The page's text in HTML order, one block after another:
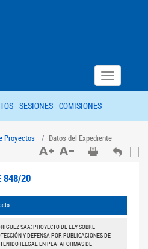
Toggle
navigation
-SESIONES -COMISIONES
Proyectos Datos del Expediente
848/20
SAA: PROYECTO DE LEY SOBRE
Y DEFENSA POR PUBLICACIONES DE
ILEGAL EN PLATAFORMAS DE